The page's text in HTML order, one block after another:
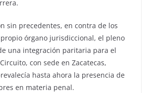
sin precedentes, en contra de los
órgano jurisdiccional, el pleno
una integración paritaria para el
con sede en Zacatecas,
hasta ahora la presencia de
en materia penal.